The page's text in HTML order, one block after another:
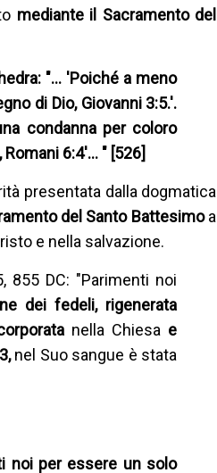
mediante il Sacramento del
"… 'Poiché a meno
di Dio, Giovanni 3:5.'.
condanna per coloro
6:4'… " [526]
presentata dalla dogmatica
del Santo Battesimoa
e nella salvazione.
855 DC: "Parimenti noi
dei fedeli, rigenerata
nella Chiesa e
nel Suo sangue è stata
noi per essere un solo